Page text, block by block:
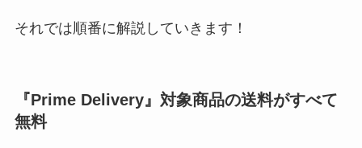
それでは順番に解説していきます！
『Prime Delivery』対象商品の送料がすべて
無料